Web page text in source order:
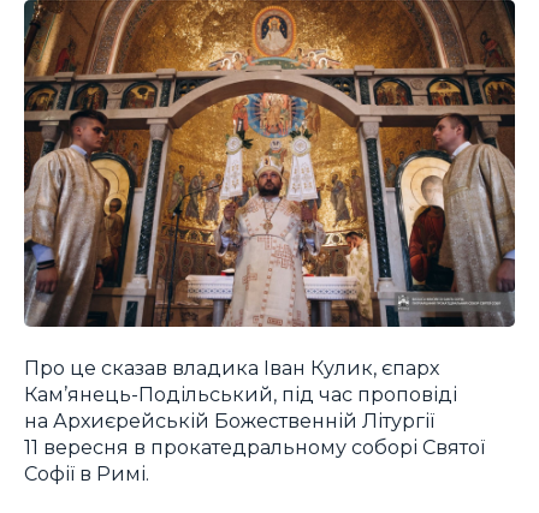
Про це сказав владика Іван Кулик, єпарх
Кам’янець-Подільський, під час проповіді
на Архиєрейській Божественній Літургії
11 вересня в прокатедральному соборі Святої
Софії в Римі.